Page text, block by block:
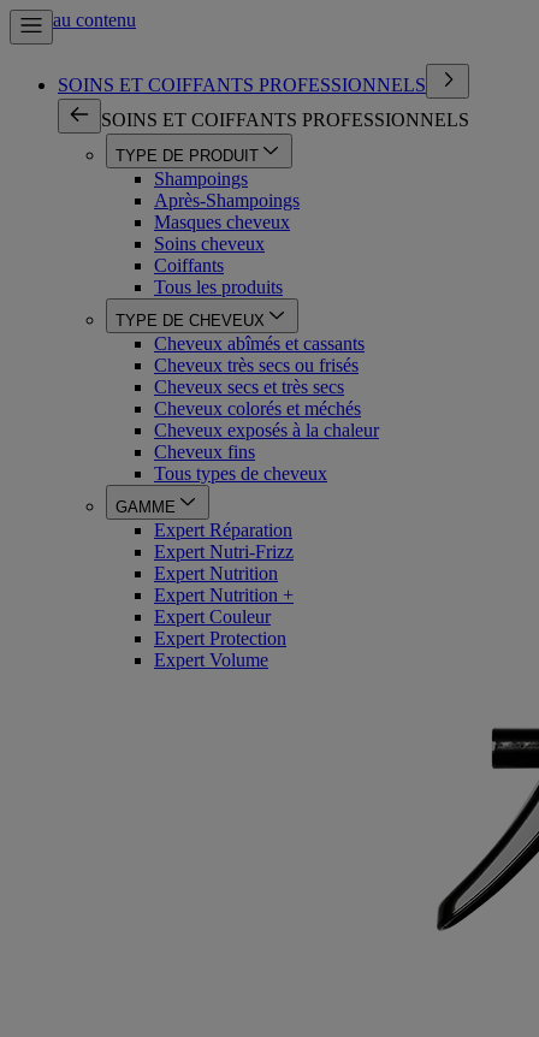
Aller au contenu
SOINS ET COIFFANTS PROFESSIONNELS
SOINS ET COIFFANTS PROFESSIONNELS
TYPE DE PRODUIT
Shampoings
Après-Shampoings
Masques cheveux
Soins cheveux
Coiffants
Tous les produits
TYPE DE CHEVEUX
Cheveux abîmés et cassants
Cheveux très secs ou frisés
Cheveux secs et très secs
Cheveux colorés et méchés
Cheveux exposés à la chaleur
Cheveux fins
Tous types de cheveux
GAMME
Expert Réparation
Expert Nutri-Frizz
Expert Nutrition
Expert Nutrition +
Expert Couleur
Expert Protection
Expert Volume